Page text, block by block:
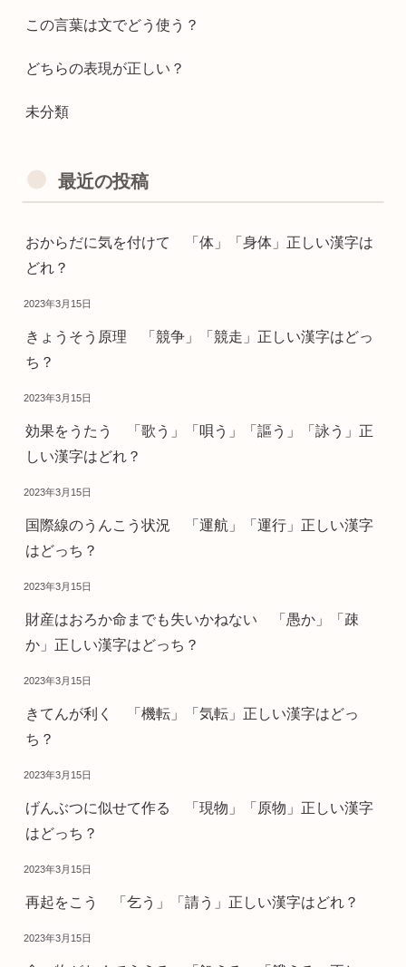
この言葉は文でどう使う？
どちらの表現が正しい？
未分類
最近の投稿
おからだに気を付けて 「体」「身体」正しい漢字は
どれ？
2023年3月15日
きょうそう原理 「競争」「競走」正しい漢字はどっ
ち？
2023年3月15日
効果をうたう 「歌う」「唄う」「謳う」「詠う」正
しい漢字はどれ？
2023年3月15日
国際線のうんこう状況 「運航」「運行」正しい漢字
はどっち？
2023年3月15日
財産はおろか命までも失いかねない 「愚か」「疎
か」正しい漢字はどっち？
2023年3月15日
きてんが利く 「機転」「気転」正しい漢字はどっ
ち？
2023年3月15日
げんぶつに似せて作る 「現物」「原物」正しい漢字
はどっち？
2023年3月15日
再起をこう 「乞う」「請う」正しい漢字はどれ？
2023年3月15日